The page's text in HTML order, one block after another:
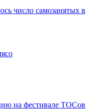
число самозанятых в
на фестивале ТОСов